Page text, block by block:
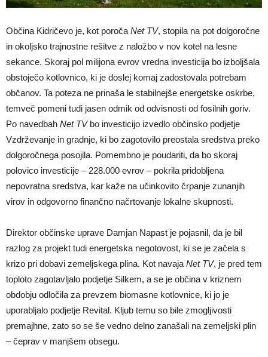
Občina Kidričevo je, kot poroča Net TV, stopila na pot dolgoročne
in okoljsko trajnostne rešitve z naložbo v nov kotel na lesne
sekance. Skoraj pol milijona evrov vredna investicija bo izboljšala
obstoječo kotlovnico, ki je doslej komaj zadostovala potrebam
občanov. Ta poteza ne prinaša le stabilnejše energetske oskrbe,
temveč pomeni tudi jasen odmik od odvisnosti od fosilnih goriv.
Po navedbah Net TVbo investicijo izvedlo občinsko podjetje
Vzdrževanje in gradnje, ki bo zagotovilo preostala sredstva preko
dolgoročnega posojila. Pomembno je poudariti, da bo skoraj
polovico investicije – 228.000 evrov – pokrila pridobljena
nepovratna sredstva, kar kaže na učinkovito črpanje zunanjih
virov in odgovorno finančno načrtovanje lokalne skupnosti.
Direktor občinske uprave Damjan Napast je pojasnil, da je bil
razlog za projekt tudi energetska negotovost, ki se je začela s
krizo pri dobavi zemeljskega plina. Kot navaja Net TV, je pred tem
toploto zagotavljalo podjetje Silkem, a se je občina v kriznem
obdobju odločila za prevzem biomasne kotlovnice, ki jo je
uporabljalo podjetje Revital. Kljub temu so bile zmogljivosti
premajhne, zato so se še vedno delno zanašali na zemeljski plin
– čeprav v manjšem obsegu.